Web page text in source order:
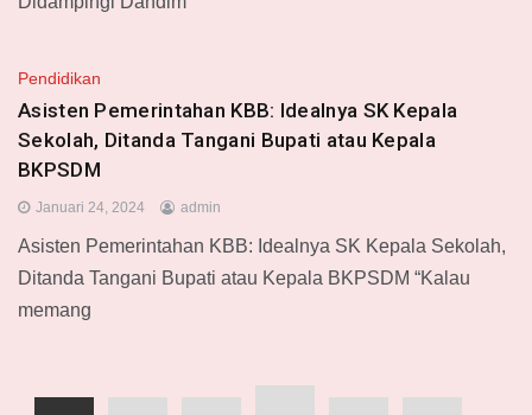
Pendidikan
Asisten Pemerintahan KBB: Idealnya SK Kepala
Sekolah, Ditanda Tangani Bupati atau Kepala
BKPSDM
Januari 24, 2024 admin
Asisten Pemerintahan KBB: Idealnya SK Kepala Sekolah,
Ditanda Tangani Bupati atau Kepala BKPSDM “Kalau
memang